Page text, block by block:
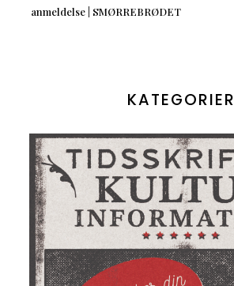
anmeldelse | SMØRREBRØDET
KATEGORIER